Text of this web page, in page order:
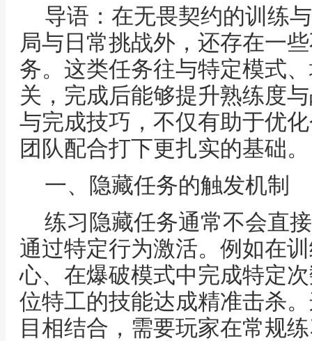
导语：在无畏契约的训练
局与日常挑战外，还存在一
务。这类任务往与特定模式
关，完成后能够提升熟练度
与完成技巧，不仅有助于优
团队配合打下更扎实的基础。
一、隐藏任务的触发机制
练习隐藏任务通常不会直
通过特定行为激活。例如在
心、在爆破模式中完成特定
位特工的技能达成精准击杀
目相结合，需要玩家在常规